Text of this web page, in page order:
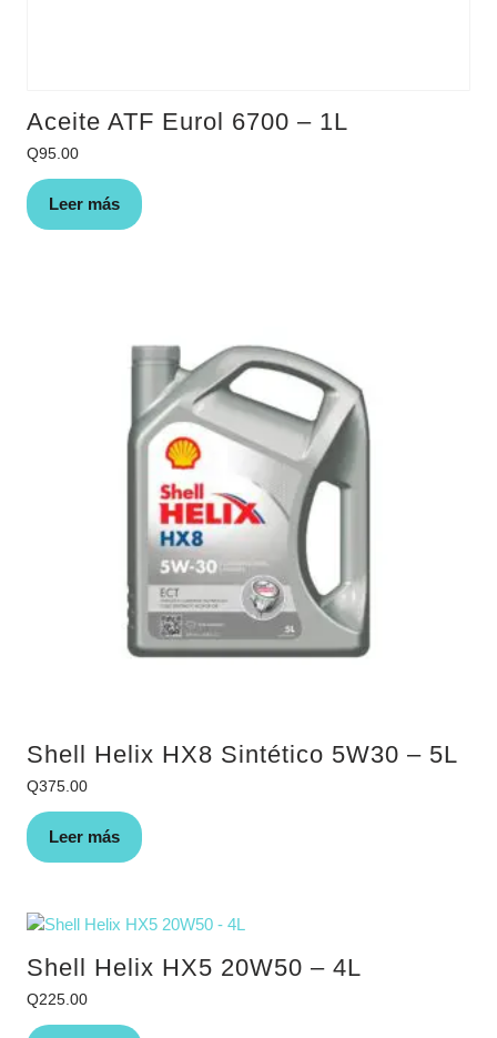
Aceite ATF Eurol 6700 – 1L
Q95.00
Leer más
Shell Helix HX8 Sintético 5W30 – 5L
Q375.00
Leer más
Shell Helix HX5 20W50 – 4L
Q225.00